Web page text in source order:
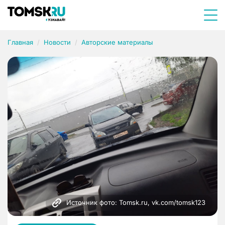
Главная Новости Авторские материалы
Источник фото: Tomsk.ru, vk.com/tomsk123